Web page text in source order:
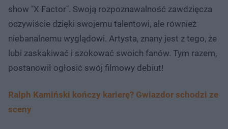
show "X Factor". Swoją rozpoznawalność zawdzięcza
oczywiście dzięki swojemu talentowi, ale również
niebanalnemu wyglądowi. Artysta, znany jest z tego, że
lubi zaskakiwać i szokować swoich fanów. Tym razem,
postanowił ogłosić swój filmowy debiut!
Ralph Kamiński kończy karierę? Gwiazdor schodzi ze
sceny